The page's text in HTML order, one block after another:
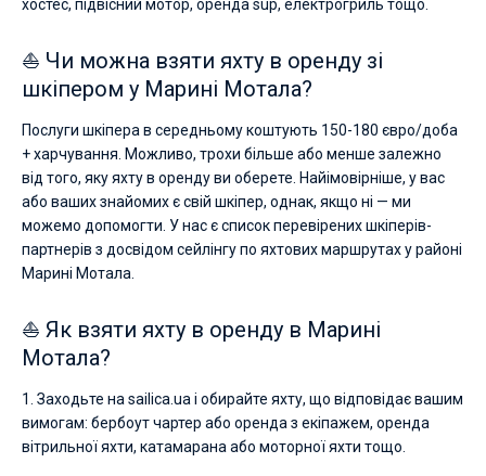
хостес, підвісний мотор, оренда sup, електрогриль тощо.
⛵ Чи можна взяти яхту в оренду зі
шкіпером у Марині Мотала?
Послуги шкіпера в середньому коштують 150-180 євро/доба
+ харчування. Можливо, трохи більше або менше залежно
від того, яку яхту в оренду ви оберете. Найімовірніше, у вас
або ваших знайомих є свій шкіпер, однак, якщо ні — ми
можемо допомогти. У нас є список перевірених шкіперів-
партнерів з досвідом сейлінгу по яхтових маршрутах у районі
Марині Мотала.
⛵ Як взяти яхту в оренду в Марині
Мотала?
1. Заходьте на sailica.ua і обирайте яхту, що відповідає вашим
вимогам: бербоут чартер або оренда з екіпажем, оренда
вітрильної яхти, катамарана або моторної яхти тощо.